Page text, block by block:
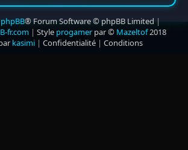
phpBB® Forum Software © phpBB Limited |
fr.com | Style progamerpar © Mazeltof2018
kasimi| Confidentialité| Conditions